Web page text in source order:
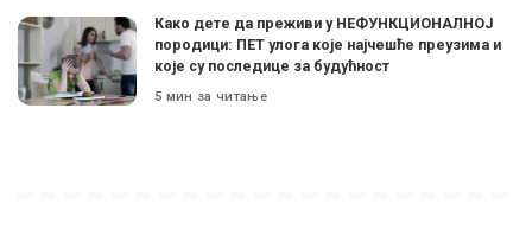
Како дете да преживи у НЕФУНКЦИОНАЛНОЈ
породици: ПЕТ улога које најчешће преузима и
које су последице за будућност
5 мин за читање